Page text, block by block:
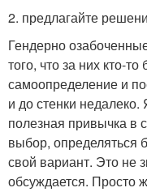
2. предлагайте
Гендерно
того, что за них кто-
самоопределение и
и до стенки
полезная привычка в
выбор, определяться
свой вариант. Это не
обсуждается.